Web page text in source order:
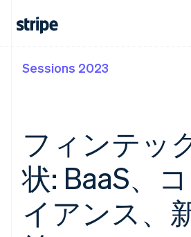
支払い
済
Managed
Payments
マーチャント
オブレコード
ン
コーディング
Metronome
従量課金
サブスクリ
プション
サブスクリ
プションの
管理
Invoicing
企業規模別
ユースケース別
エージェンティック
ース
E コマース / ECサイ
ドキュメント
Stripe Apps
ガイド
オンライン決済を受
学ぶ
サポート
サポートに問い合
管理サポートプラン
Sessions 2023
フィンテッ
状: BaaS、
イアンス、